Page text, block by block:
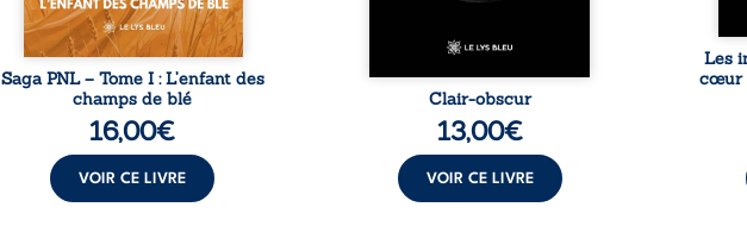
Saga PNL – Tome I : L’enfant des
champs de blé
16,00€
VOIR CE LIVRE
Clair-obscur
13,00€
VOIR CE LIVRE
Les
cœur